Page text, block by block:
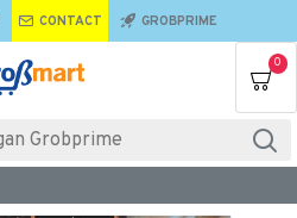
CONTACT GROBPRIME
0